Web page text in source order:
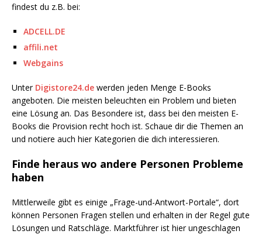
findest du z.B. bei:
ADCELL.DE
affili.net
Webgains
Unter Digistore24.de werden jeden Menge E-Books
angeboten. Die meisten beleuchten ein Problem und bieten
eine Lösung an. Das Besondere ist, dass bei den meisten E-
Books die Provision recht hoch ist. Schaue dir die Themen an
und notiere auch hier Kategorien die dich interessieren.
Finde heraus wo andere Personen Probleme
haben
Mittlerweile gibt es einige „Frage-und-Antwort-Portale“, dort
können Personen Fragen stellen und erhalten in der Regel gute
Lösungen und Ratschläge. Marktführer ist hier ungeschlagen